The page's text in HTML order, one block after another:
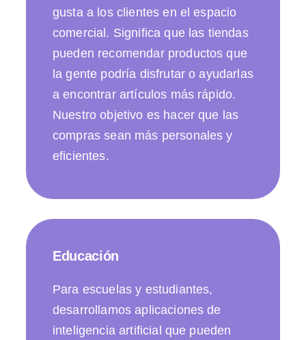
gusta a los clientes en el espacio
comercial. Significa que las tiendas
pueden recomendar productos que
la gente podría disfrutar o ayudarlas
a encontrar artículos más rápido.
Nuestro objetivo es hacer que las
compras sean más personales y
eficientes.
Educación
Para escuelas y estudiantes,
desarrollamos aplicaciones de
inteligencia artificial que pueden